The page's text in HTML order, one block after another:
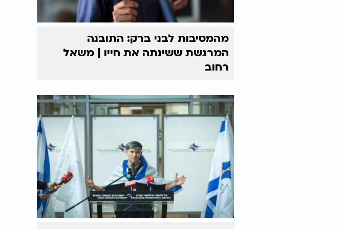
מהמסיבות לבני ברק: התובנה
המרגשת ששינתה את חייו | משאל
רחוב